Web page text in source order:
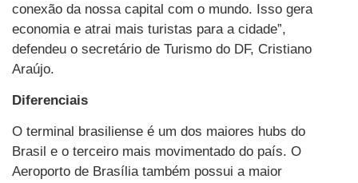
conexão da nossa capital com o mundo. Isso gera
economia e atrai mais turistas para a cidade”,
defendeu o secretário de Turismo do DF, Cristiano
Araújo.
Diferenciais
O terminal brasiliense é um dos maiores hubs do
Brasil e o terceiro mais movimentado do país. O
Aeroporto de Brasília também possui a maior